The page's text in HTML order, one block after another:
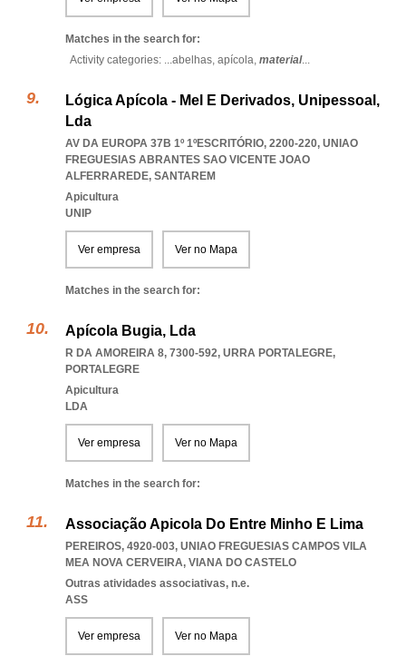
Matches in the search for:
Activity categories: ...abelhas, apícola, material...
Lógica Apícola - Mel E Derivados, Unipessoal,
Lda
AV DA EUROPA 37B 1º 1ºESCRITÓRIO, 2200-220, UNIAO
FREGUESIAS ABRANTES SAO VICENTE JOAO
ALFERRAREDE, SANTAREM
Apicultura
UNIP
Ver empresa Ver no Mapa
Matches in the search for:
Apícola Bugia, Lda
R DA AMOREIRA 8, 7300-592, URRA PORTALEGRE,
PORTALEGRE
Apicultura
LDA
Ver empresa Ver no Mapa
Matches in the search for:
Associação Apicola Do Entre Minho E Lima
PEREIROS, 4920-003, UNIAO FREGUESIAS CAMPOS VILA
MEA NOVA CERVEIRA, VIANA DO CASTELO
Outras atividades associativas, n.e.
ASS
Ver empresa Ver no Mapa